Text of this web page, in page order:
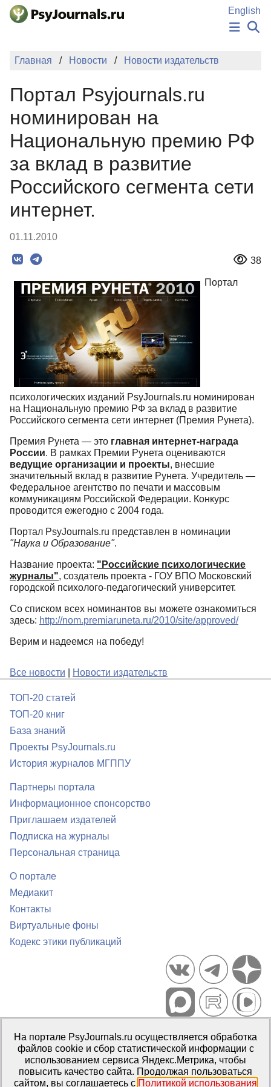
Перейти к основному содержанию
English
НОВОСТИ
ПОДАТЬ РУКОПИСЬ
КЛЮЧЕВЫЕ СЛОВА
Регистрация
Вход
Главная Новости Новости издательств
Портал Psyjournals.ru
номинирован на
Национальную премию РФ
за вклад в развитие
Российского сегмента сети
интернет.
01.11.2010
38
Портал
психологических изданий PsyJournals.ru номинирован
на Национальную премию РФ за вклад в развитие
Российского сегмента сети интернет (Премия Рунета).
Премия Рунета — это главная интернет-награда
России. В рамках Премии Рунета оцениваются
ведущие организации и проекты, внесшие
значительный вклад в развитие Рунета. Учредитель —
Федеральное агентство по печати и массовым
коммуникациям Российской Федерации. Конкурс
проводится ежегодно с 2004 года.
Портал PsyJournals.ru представлен в номинации
"Наука и Образование".
Название проекта: "Российские психологические
журналы", создатель проекта - ГОУ ВПО Московский
городской психолого-педагогический университет.
Со списком всех номинантов вы можете ознакомиться
здесь: http://nom.premiaruneta.ru/2010/site/approved/
Верим и надеемся на победу!
Все новости Новости издательств
ТОП-20 статей
ТОП-20 книг
База знаний
Проекты PsyJournals.ru
История журналов МГППУ
Партнеры портала
Информационное спонсорство
Приглашаем издателей
Подписка на журналы
Персональная страница
О портале
Медиакит
Контакты
Виртуальные фоны
Кодекс этики публикаций
Портал психологических изданий PsyJournals.ru, 2007–2026
Правила использования материалов
Свидетельство регистрации СМИЭл № ФС77-66447 от 14 июля
2016 г.
Издатель: ФГБОУ ВО МГППУ
На портале PsyJournals.ru осуществляется обработка
файлов cookie и сбор статистической информации с
использованием сервиса Яндекс.Метрика, чтобы
повысить качество сайта. Продолжая пользоваться
сайтом, вы соглашаетесь с Политикой использования